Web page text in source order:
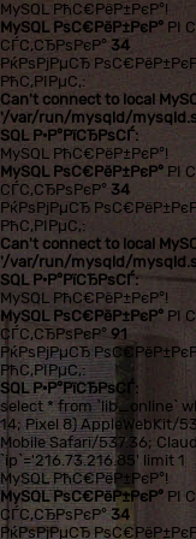
MySQL РћС€РёР±РєР°!
MySQL РѕС€РёР±РєР° РІ
СЃС‚СЂРѕРєР° 34
РќРѕРјРµСЂ
РћС‚РІРµС‚:
Can't connect to local
'/var/run/mysqld/
SQL Р·Р°РїСЂРѕСЃ:
MySQL РћС€РёР±РєР°!
MySQL РѕС€РёР±РєР° РІ
СЃС‚СЂРѕРєР° 34
РќРѕРјРµСЂ
РћС‚РІРµС‚:
Can't connect to local
'/var/run/mysqld/
SQL Р·Р°РїСЂРѕСЃ:
MySQL РћС€РёР±РєР°!
MySQL РѕС€РёР±РєР° РІ
СЃС‚СЂРѕРєР° 91
РќРѕРјРµСЂ
РћС‚РІРµС‚:
SQL Р·Р°РїСЂРѕСЃ:
select * from `lib_online`
14; Pixel 8) AppleWebKit/
Mobile Safari/537.36;
`ip`='216.73.216.85' limit 1
MySQL РћС€РёР±РєР°!
MySQL РѕС€РёР±РєР° РІ
СЃС‚СЂРѕРєР°34
РќРѕРјРµСЂ